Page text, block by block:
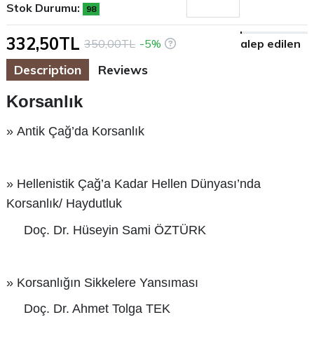
Description Reviews
Korsanlık
» Antik Çağ’da Korsanlık
» Hellenistik Çağ’a Kadar Hellen Dünyası’nda
Korsanlık/ Haydutluk
Doç. Dr. Hüseyin Sami ÖZTÜRK
» Korsanlığın Sikkelere Yansıması
Doç. Dr. Ahmet Tolga TEK
Stok Durumu:
98
332,50TL 350,00TL -5% alep edilen